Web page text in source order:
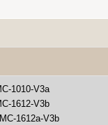
1010-V3a
1612-V3b
1612a-V3b